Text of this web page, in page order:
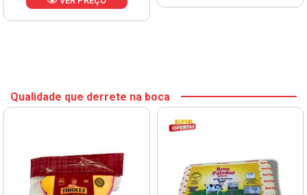
Qualidade que derrete na boca